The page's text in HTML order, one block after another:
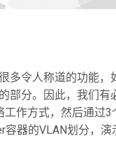
多令人称道的功能
部分。因此，我们
作方式，然后通
器的VLAN划分，演